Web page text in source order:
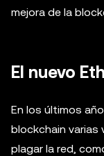
mejora de la
El nuevo
En los últimos
blockchain varias
plagar la red,